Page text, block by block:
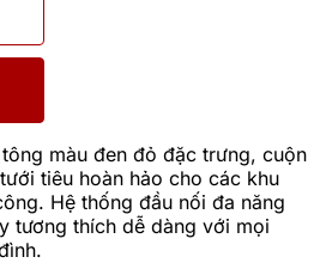
màu đen đỏ đặc trưng, cuộn
tiêu hoàn hảo cho các khu
Hệ thống đầu nối đa năng
tương thích dễ dàng với mọi